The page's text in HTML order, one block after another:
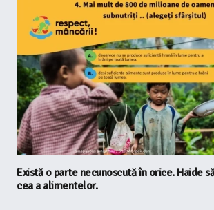
Există o parte necunoscută în orice. Haide
cea a alimentelor.